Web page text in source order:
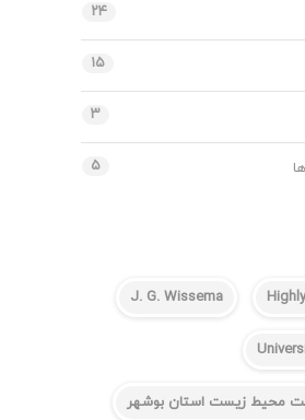
۲۴
۱۵
۳
۵
J. G. Wissema
محیط زیست استان بوشهر